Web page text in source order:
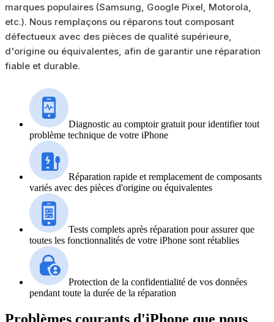
marques populaires (Samsung, Google Pixel, Motorola,
etc.). Nous remplaçons ou réparons tout composant
défectueux avec des pièces de qualité supérieure,
d'origine ou équivalentes, afin de garantir une réparation
fiable et durable.
Diagnostic au comptoir gratuit pour identifier tout
problème technique de votre iPhone
Réparation rapide et remplacement de composants
variés avec des pièces d'origine ou équivalentes
Tests complets après réparation pour assurer que
toutes les fonctionnalités de votre iPhone sont rétablies
Protection de la confidentialité de vos données
pendant toute la durée de la réparation
Problèmes courants d'iPhone que nous